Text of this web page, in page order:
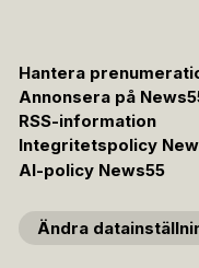
Hantera
Annonsera på
RSS-information
Integritetspolicy
AI-policy News55
Ändra